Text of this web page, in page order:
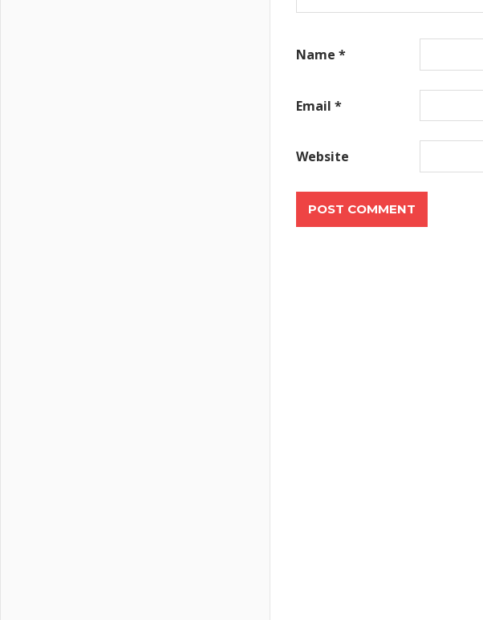
Name *
Email *
Website